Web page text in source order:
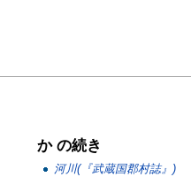
か の続き
河川(『武蔵国郡村誌』)